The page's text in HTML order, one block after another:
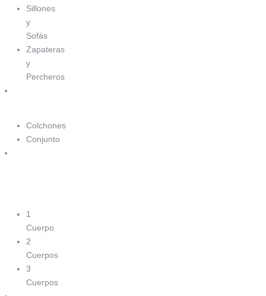
Sillones
y
Sofás
Zapateras
y
Percheros
Colchones
Conjunto
1
Cuerpo
2
Cuerpos
3
Cuerpos